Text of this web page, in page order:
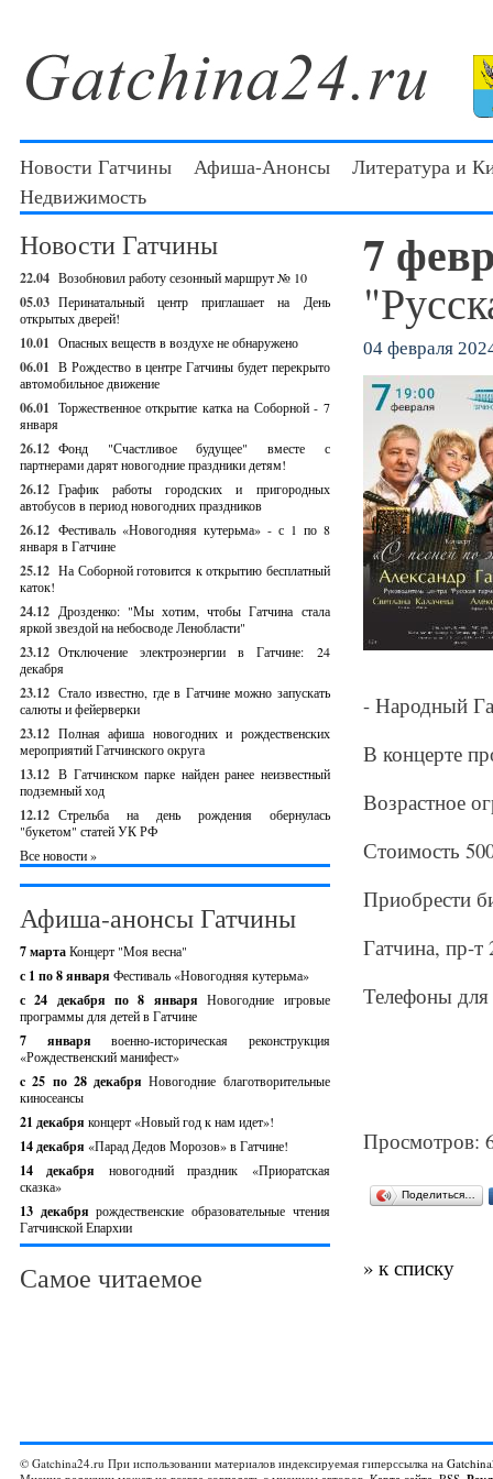
Новости Гатчины Афиша-Анонсы
Литература и
Недвижимость
Новости Гатчины
22.04 Возобновил работу сезонный маршрут № 10
05.03 Перинатальный центр приглашает на День
открытых дверей!
10.01 Опасных веществ в воздухе не обнаружено
06.01 В Рождество в центре Гатчины будет перекрыто
автомобильное движение
06.01 Торжественное открытие катка на Соборной - 7
января
26.12 Фонд "Счастливое будущее" вместе с
партнерами дарят новогодние праздники детям!
26.12 График работы городских и пригородных
автобусов в период новогодних праздников
26.12 Фестиваль «Новогодняя кутерьма» - с 1 по 8
января в Гатчине
25.12 На Соборной готовится к открытию бесплатный
каток!
24.12 Дрозденко: "Мы хотим, чтобы Гатчина стала
яркой звездой на небосводе Ленобласти"
23.12 Отключение электроэнергии в Гатчине: 24
декабря
23.12 Стало известно, где в Гатчине можно запускать
салюты и фейерверки
23.12 Полная афиша новогодних и рождественских
мероприятий Гатчинского округа
13.12 В Гатчинском парке найден ранее неизвестный
подземный ход
12.12 Стрельба на день рождения обернулась
"букетом" статей УК РФ
Все новости »
Афиша-анонсы Гатчины
7 мартаКонцерт "Моя весна"
с 1 по 8 января Фестиваль «Новогодняя кутерьма»
с 24 декабря по 8 январяНовогодние игровые
программы для детей в Гатчине
7 январявоенно-историческая реконструкция
«Рождественский манифест»
c 25 по 28 декабряНовогодние благотворительные
киносеансы
21 декабря концерт «Новый год к нам идет»!
14 декабря «Парад Дедов Морозов» в Гатчине!
14 декабря новогодний праздник «Приоратская
сказка»
13 декабрярождественские образовательные чтения
Гатчинской Епархии
Самое читаемое
7
04 февраля
- Народный
В концерте
Возрастное
Стоимость
Приобрести
Гатчина, пр-т
Телефоны для
Просмотров:
Поделиться…
» к списку
© Gatchina24.ru При использовании материалов индексируемая гиперссылка на